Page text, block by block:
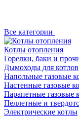
Все категории
Котлы отопления
Горелки, баки и
Дымоходы для котлов
Напольные газовые
Настенные газовые
Парапетные газовые
Пеллетные и
Электрические котлы